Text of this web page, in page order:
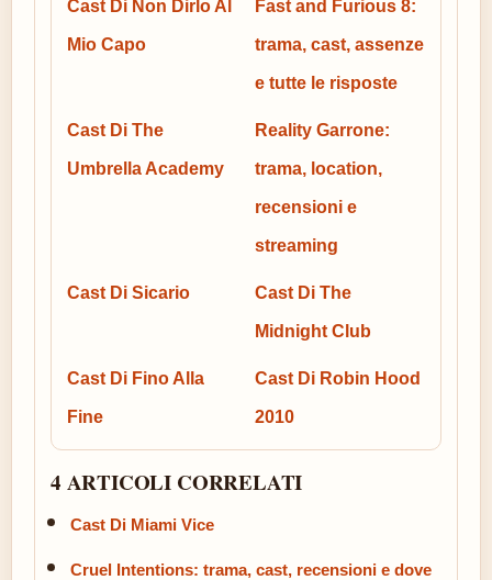
Cast Di Non Dirlo Al
Mio Capo
Fast and Furious 8:
trama, cast, assenze
e tutte le risposte
Cast Di The
Umbrella Academy
Reality Garrone:
trama, location,
recensioni e
streaming
Cast Di Sicario Cast Di The
Midnight Club
Cast Di Fino Alla
Fine
Cast Di Robin Hood
2010
4 ARTICOLI CORRELATI
Cast Di Miami Vice
Cruel Intentions: trama, cast, recensioni e dove